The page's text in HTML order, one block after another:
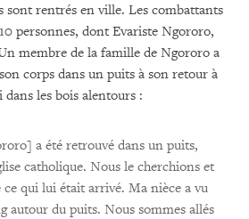
sont rentrés en ville. Les combattants
personnes, dont Evariste Ngororo,
membre de la famille de Ngororo a
corps dans un puits à son retour à
les bois alentours :
a été retrouvé dans un puits,
catholique. Nous le cherchions et
qui lui était arrivé. Ma nièce a vu
autour du puits. Nous sommes allés